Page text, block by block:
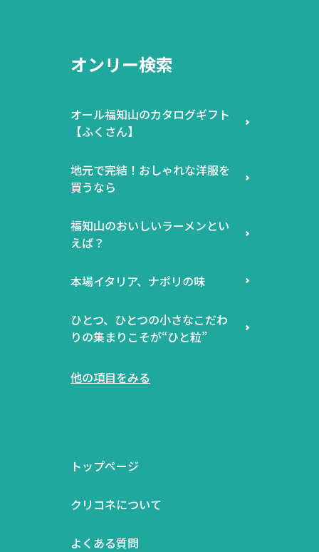
オンリー検索
オール福知山のカタログギフト
【ふくさん】
地元で完結！おしゃれな洋服を
買うなら
福知山のおいしいラーメンとい
えば？
本場イタリア、ナポリの味
ひとつ、ひとつの小さなこだわ
りの集まりこそが“ひと粒”
他の項目をみる
トップページ
クリコネについて
よくある質問